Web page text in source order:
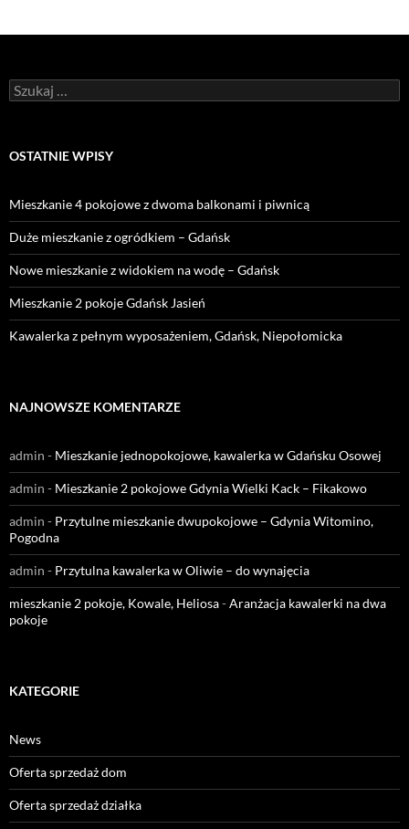
Szukaj:
OSTATNIE WPISY
Mieszkanie 4 pokojowe z dwoma balkonami i piwnicą
Duże mieszkanie z ogródkiem – Gdańsk
Nowe mieszkanie z widokiem na wodę – Gdańsk
Mieszkanie 2 pokoje Gdańsk Jasień
Kawalerka z pełnym wyposażeniem, Gdańsk, Niepołomicka
NAJNOWSZE KOMENTARZE
admin - Mieszkanie jednopokojowe, kawalerka w Gdańsku Osowej
admin - Mieszkanie 2 pokojowe Gdynia Wielki Kack – Fikakowo
admin - Przytulne mieszkanie dwupokojowe – Gdynia Witomino,
Pogodna
admin - Przytulna kawalerka w Oliwie – do wynajęcia
mieszkanie 2 pokoje, Kowale, Heliosa-Aranżacja kawalerki na dwa
pokoje
KATEGORIE
News
Oferta sprzedaż dom
Oferta sprzedaż działka